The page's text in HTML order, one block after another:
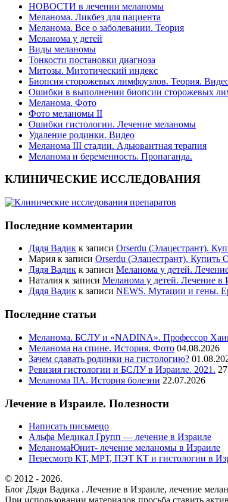
НОВОСТИ в лечении меланомы
Меланома. Ликбез для пациента
Меланома. Все о заболевании. Теория
Меланома у детей
Виды меланомы
Тонкости постановки диагноза
Митозы. Митотический индекс
Биопсия сторожевых лимфоузлов. Теория.
Ошибки в выполнении биопсии сторожевых
Меланома. Фото
Фото меланомы II
Ошибки гистологии. Лечение меланомы
Удаление родинки. Видео
Меланома III стадии. Адьювантная терапия
Меланома и беременность. Пропаганда.
КЛИНИЧЕСКИЕ ИССЛЕДОВАНИЯ
Последние комментарии
Дядя Вадик к записи Orserdu (Элацестрант).
Мария к записи Orserdu (Элацестрант). Купить
Дядя Вадик к записи Меланома у детей.
Наталия к записи Меланома у детей. Лечение в
Дядя Вадик к записи NEWS. Мутации и гены.
Последние статьи
Меланома. БСЛУ и «NADINA». Профессор
Меланома на спине. История. Фото 04.08.2026
Зачем сдавать родинки на гистологию?
Ревизия гистологии и БСЛУ в Израиле. 2021.
Меланома IIА. История болезни 22.07.2026
Лечение в Израиле. Полезности
Написать письмецо
Альфа Медикал Групп — лечение в Израиле
МеланомаЮнит- лечение меланомы в Израиле
Пересмотр КТ, МРТ, ПЭТ КТ и гистологии в
© 2012 - 2026.
Блог Дяди Вадика . Лечение в Израиле, лечение